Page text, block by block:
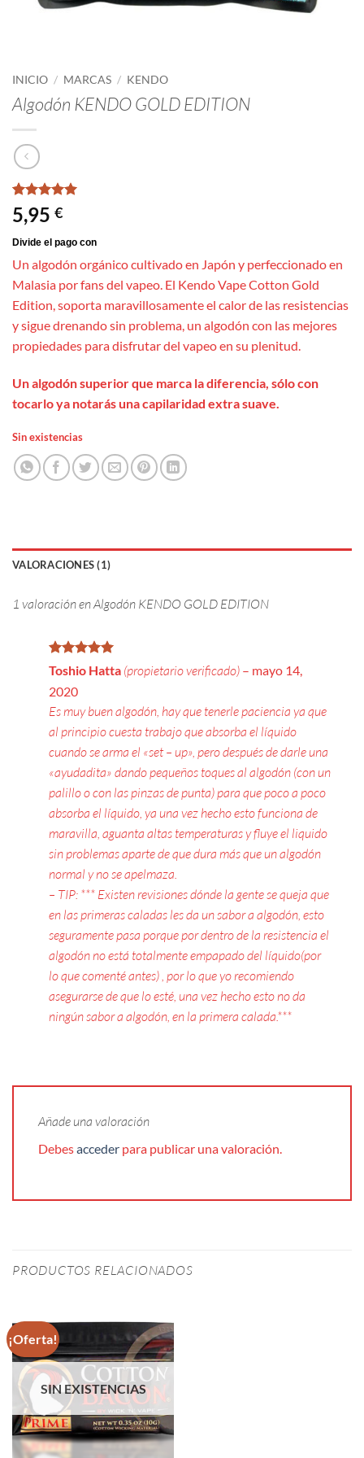
INICIO / MARCAS / KENDO
Algodón KENDO GOLD EDITION
Valorado
con5de 5
1
valoración
de un
cliente
5,95 €
Un algodón orgánico cultivado en Japón y perfeccionado en
Malasia por fans del vapeo. El Kendo Vape Cotton Gold
Edition, soporta maravillosamente el calor de las resistencias
y sigue drenando sin problema, un algodón con las mejores
propiedades para disfrutar del vapeo en su plenitud.
Un algodón superior que marca la diferencia, sólo con
tocarlo ya notarás una capilaridad extra suave.
Sin existencias
VALORACIONES (1)
1 valoración enAlgodón KENDO GOLD EDITION
Valorado
con5de 5
Toshio Hatta (propietario verificado) – mayo 14,
2020
Es muy buen algodón, hay que tenerle paciencia ya que
al principio cuesta trabajo que absorba el líquido
cuando se arma el «set – up», pero después de darle una
«ayudadita» dando pequeños toques al algodón (con un
palillo o con las pinzas de punta) para que poco a poco
absorba el líquido, ya una vez hecho esto funciona de
maravilla, aguanta altas temperaturas y fluye el liquido
sin problemas aparte de que dura más que un algodón
normal y no se apelmaza.
– TIP: *** Existen revisiones dónde la gente se queja que
en las primeras caladas les da un sabor a algodón, esto
seguramente pasa porque por dentro de la resistencia el
algodón no está totalmente empapado del líquido(por
lo que comenté antes) , por lo que yo recomiendo
asegurarse de que lo esté, una vez hecho esto no da
ningún sabor a algodón, en la primera calada.***
Añade una valoración
Debesacceder para publicar una valoración.
PRODUCTOS RELACIONADOS
¡Oferta!
SIN EXISTENCIAS